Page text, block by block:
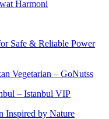
Harmoni
Safe & Reliable Power
Vegetarian – GoNutss
– Istanbul VIP
Inspired by Nature